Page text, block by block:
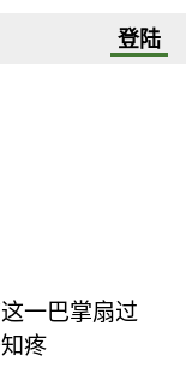
登陆
一巴掌扇过
疼